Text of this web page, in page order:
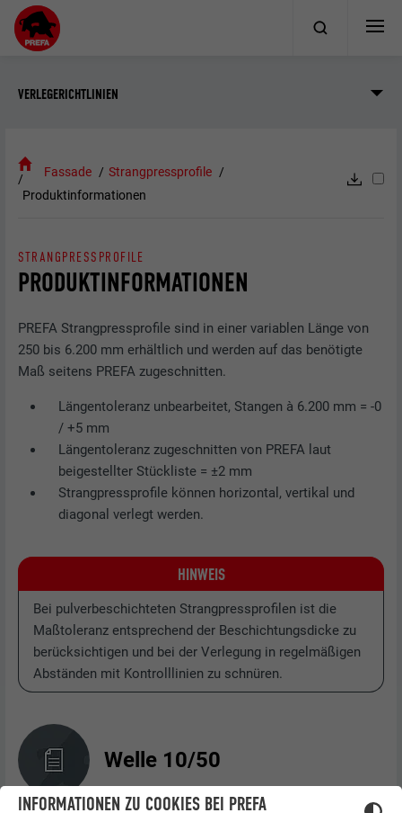
INFORMATIONEN ZU COOKIES BEI PREFA
VERLEGERICHTLINIEN
Fassade
Strangpressprofile
Produktinformationen
PRODUKTINFORMATIONEN
STRANGPRESSPROFILE
PREFA Strangpressprofile sind in einer variablen Länge von
250 bis 6.200 mm erhältlich und werden auf das benötigte
Maß seitens PREFA zugeschnitten.
Längentoleranz unbearbeitet, Stangen à 6.200 mm = -0
/ +5 mm
Längentoleranz zugeschnitten von PREFA laut
beigestellter Stückliste = ±2 mm
Strangpressprofile können horizontal, vertikal und
diagonal verlegt werden.
HINWEIS
Bei pulverbeschichteten Strangpressprofilen ist die
Maßtoleranz entsprechend der Beschichtungsdicke zu
berücksichtigen und bei der Verlegung in regelmäßigen
Abständen mit Kontrolllinien zu schnüren.
Welle 10/50